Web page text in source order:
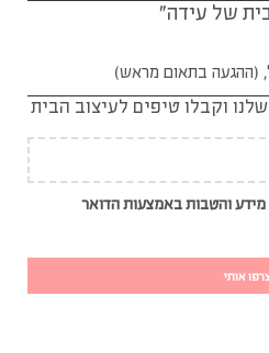
של עידה"
וקבלו טיפים לעיצוב הבית
והטבות באמצעות הדואר
צרפו אותי